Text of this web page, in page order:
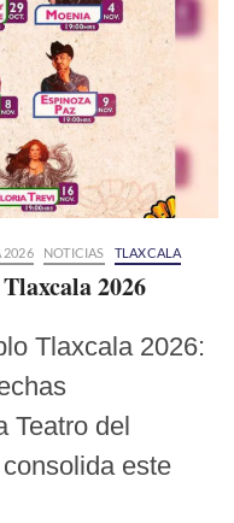
2026 NOTICIAS TLAXCALA
2026
Tlaxcala 2026:
Teatro del
este